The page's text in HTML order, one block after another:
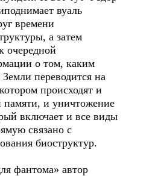
вуаль
времени
а затем
очередной
о том, каким
переводится на
происходят и
памяти, и уничтожение
включает и все виды
связано с
биоструктур.
фантома» автор